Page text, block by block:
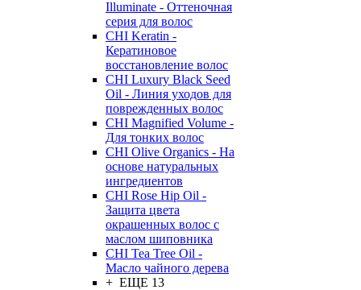
Illuminate - Оттеночная
серия для волос
CHI Keratin -
Кератиновое
восстановление волос
CHI Luxury Black Seed
Oil - Линия уходов для
поврежденных волос
CHI Magnified Volume -
Для тонких волос
CHI Olive Organics - На
основе натуральных
ингредиентов
CHI Rose Hip Oil -
Защита цвета
окрашенных волос с
маслом шиповника
CHI Tea Tree Oil -
Масло чайного дерева
+ ЕЩЕ 13